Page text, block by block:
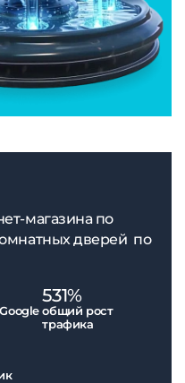
магазина по
дверей по
531%
общий рост
трафика